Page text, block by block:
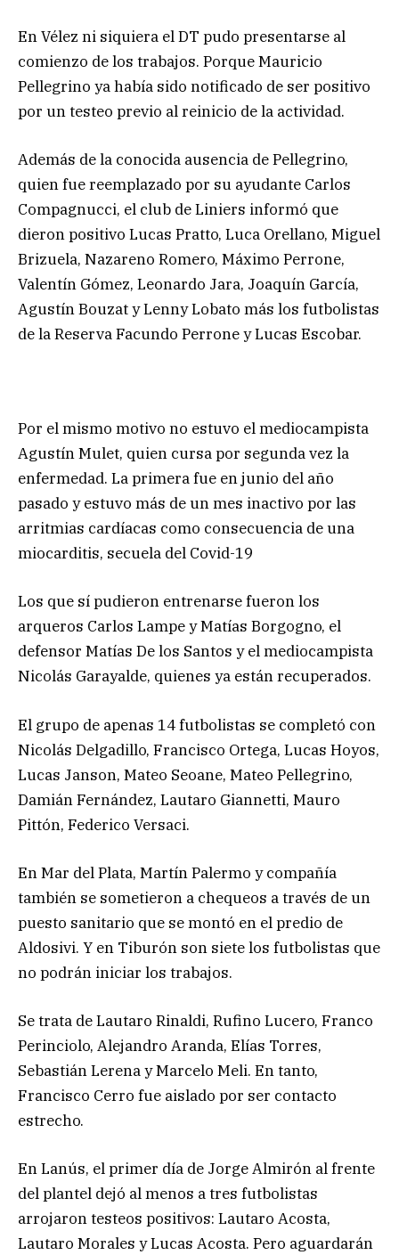
En Vélez ni siquiera el DT pudo presentarse al
comienzo de los trabajos. Porque Mauricio
Pellegrino ya había sido notificado de ser positivo
por un testeo previo al reinicio de la actividad.
Además de la conocida ausencia de Pellegrino,
quien fue reemplazado por su ayudante Carlos
Compagnucci, el club de Liniers informó que
dieron positivo Lucas Pratto, Luca Orellano, Miguel
Brizuela, Nazareno Romero, Máximo Perrone,
Valentín Gómez, Leonardo Jara, Joaquín García,
Agustín Bouzat y Lenny Lobato más los futbolistas
de la Reserva Facundo Perrone y Lucas Escobar.
Por el mismo motivo no estuvo el mediocampista
Agustín Mulet, quien cursa por segunda vez la
enfermedad. La primera fue en junio del año
pasado y estuvo más de un mes inactivo por las
arritmias cardíacas como consecuencia de una
miocarditis, secuela del Covid-19
Los que sí pudieron entrenarse fueron los
arqueros Carlos Lampe y Matías Borgogno, el
defensor Matías De los Santos y el mediocampista
Nicolás Garayalde, quienes ya están recuperados.
El grupo de apenas 14 futbolistas se completó con
Nicolás Delgadillo, Francisco Ortega, Lucas Hoyos,
Lucas Janson, Mateo Seoane, Mateo Pellegrino,
Damián Fernández, Lautaro Giannetti, Mauro
Pittón, Federico Versaci.
En Mar del Plata, Martín Palermo y compañía
también se sometieron a chequeos a través de un
puesto sanitario que se montó en el predio de
Aldosivi. Y en Tiburón son siete los futbolistas que
no podrán iniciar los trabajos.
Se trata de Lautaro Rinaldi, Rufino Lucero, Franco
Perinciolo, Alejandro Aranda, Elías Torres,
Sebastián Lerena y Marcelo Meli. En tanto,
Francisco Cerro fue aislado por ser contacto
estrecho.
En Lanús, el primer día de Jorge Almirón al frente
del plantel dejó al menos a tres futbolistas
arrojaron testeos positivos: Lautaro Acosta,
Lautaro Morales y Lucas Acosta. Pero aguardarán